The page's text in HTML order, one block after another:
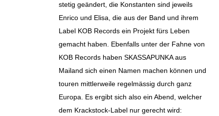
stetig geändert, die Konstanten sind jeweils
Enrico und Elisa, die aus der Band und ihrem
Label KOB Records ein Projekt fürs Leben
gemacht haben. Ebenfalls unter der Fahne von
KOB Records haben SKASSAPUNKA aus
Mailand sich einen Namen machen können und
touren mittlerweile regelmässig durch ganz
Europa. Es ergibt sich also ein Abend, welcher
dem Krackstock-Label nur gerecht wird: